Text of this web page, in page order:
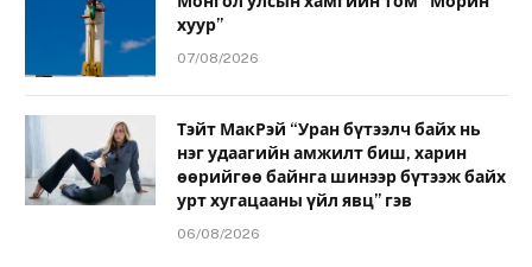
хуур”
07/08/2026
Тэйт МакРэй “Уран бүтээлч байх нь
нэг удаагийн амжилт биш, харин
өөрийгөө байнга шинээр бүтээж байх
урт хугацааны үйл явц” гэв
06/08/2026